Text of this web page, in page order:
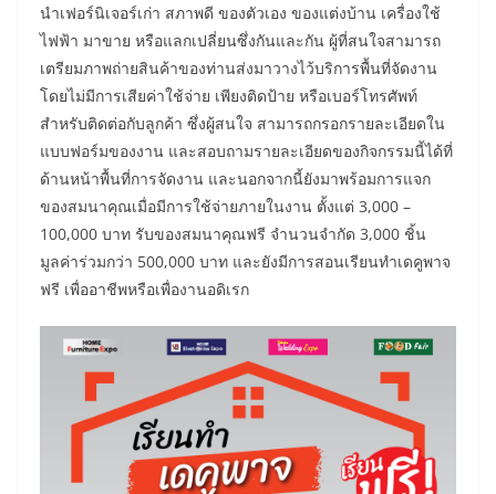
นำเฟอร์นิเจอร์เก่า สภาพดี ของตัวเอง ของแต่งบ้าน เครื่องใช้
ไฟฟ้า มาขาย หรือแลกเปลี่ยนซึ่งกันและกัน ผู้ที่สนใจสามารถ
เตรียมภาพถ่ายสินค้าของท่านส่งมาวางไว้บริการพื้นที่จัดงาน
โดยไม่มีการเสียค่าใช้จ่าย เพียงติดป้าย หรือเบอร์โทรศัพท์
สำหรับติดต่อกับลูกค้า ซึ่งผู้สนใจ สามารถกรอกรายละเอียดใน
แบบฟอร์มของงาน และสอบถามรายละเอียดของกิจกรรมนี้ได้ที่
ด้านหน้าพื้นที่การจัดงาน และนอกจากนี้ยังมาพร้อมการแจก
ของสมนาคุณเมื่อมีการใช้จ่ายภายในงาน ตั้งแต่ 3,000 –
100,000 บาท รับของสมนาคุณฟรี จำนวนจำกัด 3,000 ชิ้น
มูลค่าร่วมกว่า 500,000 บาท และยังมีการสอนเรียนทำเดคูพาจ
ฟรี เพื่ออาชีพหรือเพื่องานอดิเรก